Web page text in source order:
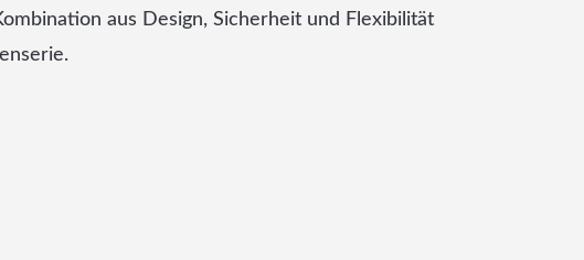
aus Design, Sicherheit und Flexibilität